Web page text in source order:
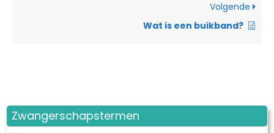
Zwangerschapstermen
Volgende
Wat is een buikband?